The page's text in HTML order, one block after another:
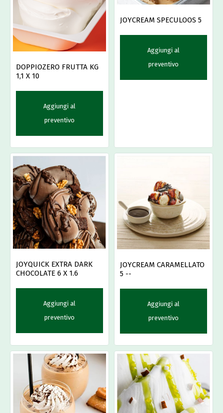
DOPPIOZERO FRUTTA KG
1,1 X 10
Aggiungi al
preventivo
JOYCREAM SPECULOOS 5
Aggiungi al
preventivo
JOYQUICK EXTRA DARK
CHOCOLATE 6 X 1.6
Aggiungi al
preventivo
JOYCREAM CARAMELLATO
5 --
Aggiungi al
preventivo